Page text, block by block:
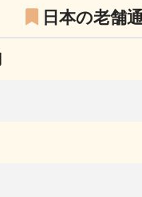
日本の老舗